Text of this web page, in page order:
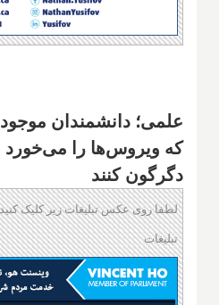
علمی؛ دانشمندان
که ویروس‌ها را می‌خورد و
دگرگون کنند
لطفا روی عکس تبلیغات زیر کلیک
تبلیغات